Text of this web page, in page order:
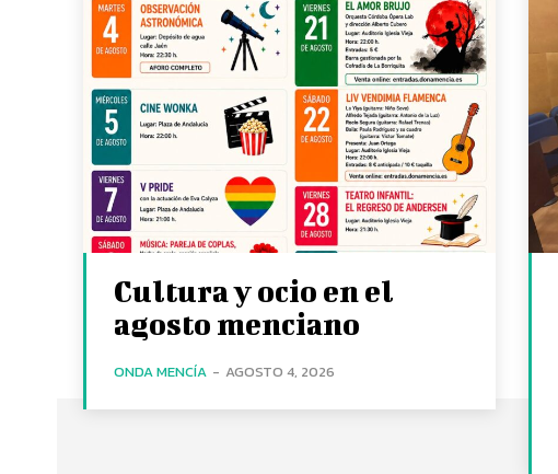
Cultura y ocio en el
agosto menciano
ONDA MENCÍA - AGOSTO 4, 2026